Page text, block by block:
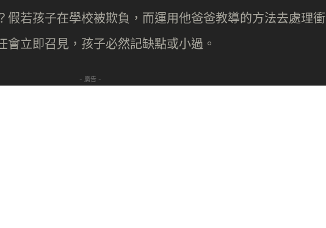
假若孩子在學校被欺負，而運用他爸爸教導的方法去處理衝
會立即召見，孩子必然記缺點或小過。
- 廣告 -